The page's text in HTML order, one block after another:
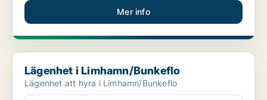
Mer info
Lägenhet i Limhamn/Bunkeflo
Lägenhet i Limhamn/Bunkeflo
Lägenhet att hyra i Limhamn/Bunkeflo